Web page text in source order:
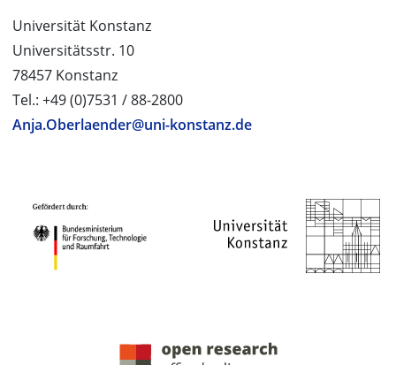
Universität Konstanz
Universitätsstr. 10
78457 Konstanz
Tel.: +49 (0)7531 / 88-2800
Anja.Oberlaender@uni-konstanz.de